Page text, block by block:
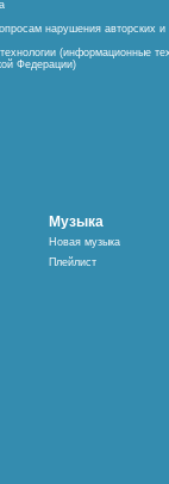
нарушения авторских
(информационные
Федерации)
Музыка
Новая музыка
Плейлист